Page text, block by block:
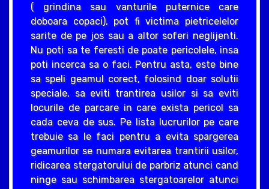
( grindina sau vanturile puternice care
doboara copaci), pot fi victima pietricelelor
sarite de pe jos sau a altor soferi neglijenti.
Nu poti sa te feresti de poate pericolele, insa
poti incerca sa o faci. Pentru asta, este bine
sa speli geamul corect, folosind doar solutii
speciale, sa eviti trantirea usilor si sa eviti
locurile de parcare in care exista pericol sa
cada ceva de sus. Pe lista lucrurilor pe care
trebuie sa le faci pentru a evita spargerea
geamurilor se numara evitarea trantirii usilor,
ridicarea stergatorului de parbriz atunci cand
ninge sau schimbarea stergatoarelor atunci